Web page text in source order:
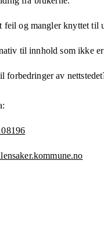
feil og mangler knyttet til
til innhold som ikke
forbedringer av